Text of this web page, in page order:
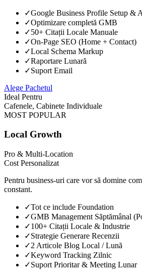
✓Google Business Profile Setup &
✓Optimizare completă GMB
✓50+ Citații Locale Manuale
✓On-Page SEO (Home + Contact)
✓Local Schema Markup
✓Raportare Lunară
✓Suport Email
Alege Pachetul
Ideal Pentru
Cafenele, Cabinete Individuale
MOST POPULAR
Local Growth
Pro & Multi-Location
Cost Personalizat
Pentru business-uri care vor să domine
constant.
✓Tot ce include Foundation
✓GMB Management Săptămânal
✓100+ Citații Locale & Industrie
✓Strategie Generare Recenzii
✓2 Articole Blog Local / Lună
✓Keyword Tracking Zilnic
✓Suport Prioritar & Meeting Lunar